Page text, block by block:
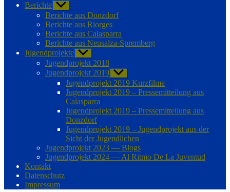
Berichte Untermenü
anzeigen
Berichte aus Donzdorf
Berichte aus Riorges
Berichte aus Calasparra
Berichte aus Neusalza-Spremberg
Jugendprojekte Untermenü
anzeigen
Jugendprojekt 2018
Jugendprojekt 2019 Untermenü
anzeigen
Jugendprojekt 2019 Kurzfilme
Jugendprojekt 2019 – Pressemitteilung aus
Calasparra
Jugendprojekt 2019 – Pressemitteilung aus
Donzdorf
Jugendprojekt 2019 – Jugendprojekt aus der
Sicht der Jugendlichen
Jugendprojekt 2023 — Blogs
Jugendprojekt 2024 — Al Ritmo De La Juventud
Kontakt
Datenschutz
Impressum